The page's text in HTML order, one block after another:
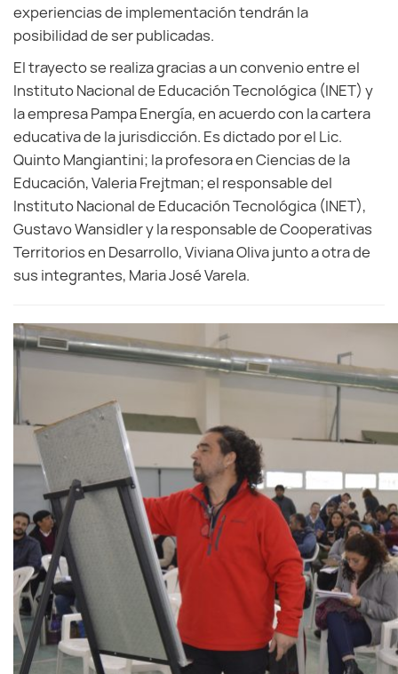
experiencias de implementación tendrán la
posibilidad de ser publicadas.
El trayecto se realiza gracias a un convenio entre el
Instituto Nacional de Educación Tecnológica (INET) y
la empresa Pampa Energía, en acuerdo con la cartera
educativa de la jurisdicción. Es dictado por el Lic.
Quinto Mangiantini; la profesora en Ciencias de la
Educación, Valeria Frejtman; el responsable del
Instituto Nacional de Educación Tecnológica (INET),
Gustavo Wansidler y la responsable de Cooperativas
Territorios en Desarrollo, Viviana Oliva junto a otra de
sus integrantes, Maria José Varela.